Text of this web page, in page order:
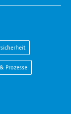
Prozesse